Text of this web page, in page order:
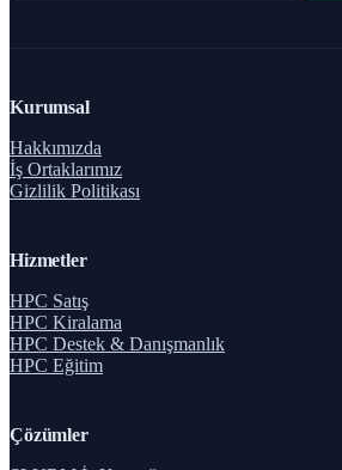
Kurumsal
Hakkımızda
İş Ortaklarımız
Gizlilik Politikası
Hizmetler
HPC Satış
HPC Kiralama
HPC Destek & Danışmanlık
HPC Eğitim
Çözümler